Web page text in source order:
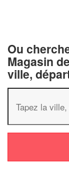
Ou
Magasin
ville,